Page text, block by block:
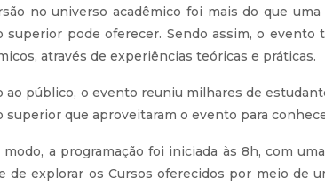
no universo acadêmico foi mais do que
superior pode oferecer. Sendo assim, o
através de experiências teóricas e práticas.
ao público, o evento reuniu milhares de
superior que aproveitaram o evento para
modo, a programação foi iniciada às 8h, com
de explorar os Cursos oferecidos por meio de